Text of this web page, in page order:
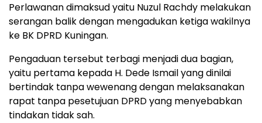
Perlawanan dimaksud yaitu Nuzul Rachdy melakukan
serangan balik dengan mengadukan ketiga wakilnya
ke BK DPRD Kuningan.
Pengaduan tersebut terbagi menjadi dua bagian,
yaitu pertama kepada H. Dede Ismail yang dinilai
bertindak tanpa wewenang dengan melaksanakan
rapat tanpa pesetujuan DPRD yang menyebabkan
tindakan tidak sah.